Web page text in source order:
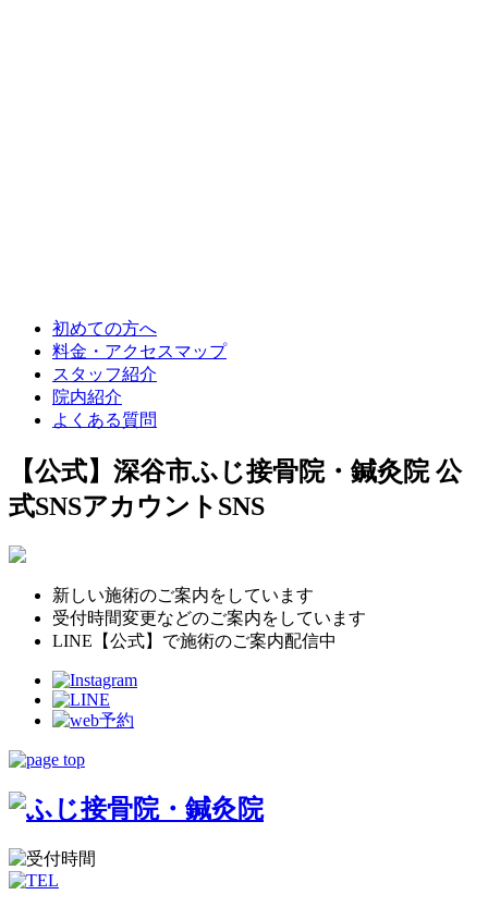
初めての方へ
料金・アクセスマップ
スタッフ紹介
院内紹介
よくある質問
【公式】深谷市ふじ接骨院・鍼灸院 公
式SNSアカウント SNS
新しい施術のご案内をしています
受付時間変更などのご案内をしています
LINE【公式】で施術のご案内配信中